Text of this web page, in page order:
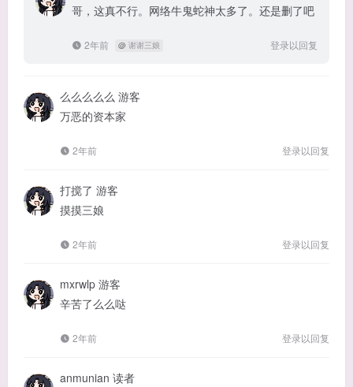
哥，这真不行。网络牛鬼蛇神太多了。还是删了吧
2年前 @ 谢谢三娘 登录以回复
么么么么么 游客
万恶的资本家
2年前 登录以回复
打搅了 游客
摸摸三娘
2年前 登录以回复
mxrwlp 游客
辛苦了么么哒
2年前 登录以回复
anmunian 读者